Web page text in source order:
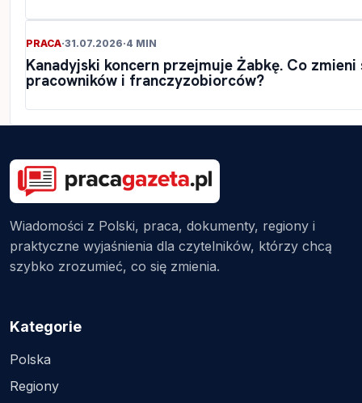
PRACA·31.07.2026·4 MIN
Kanadyjski koncern przejmuje Żabkę. Co zmieni
pracowników i franczyzobiorców?
Wiadomości z Polski, praca, dokumenty, regiony i
praktyczne wyjaśnienia dla czytelników, którzy chcą
szybko zrozumieć, co się zmienia.
Kategorie
Polska
Regiony